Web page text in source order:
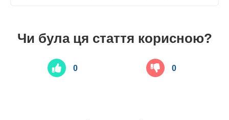
Чи була ця стаття корисною?
0 0